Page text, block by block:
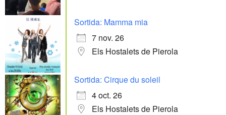
Sortida: Mamma mia
7 nov. 26
Els Hostalets de Pierola
Sortida: Cirque du soleil
4 oct. 26
Els Hostalets de Pierola